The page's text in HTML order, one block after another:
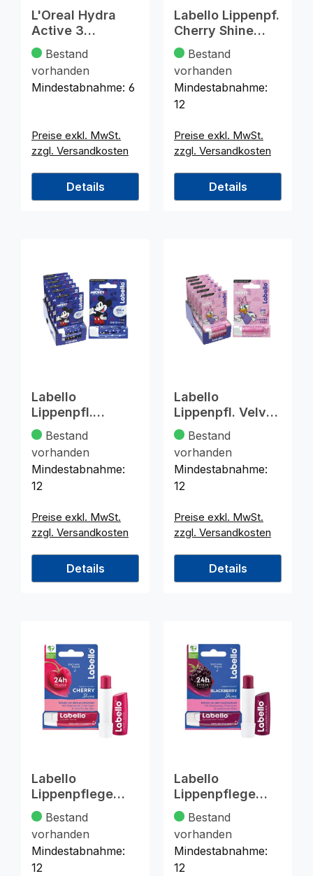
L'Oreal Hydra
Active 3
Tagescreme
50ml trockene
Bestand
vorhanden
Mindestabnahme: 6
Preise exkl. MwSt.
zzgl. Versandkosten
Details
Labello Lippenpf.
Cherry Shine
4,8g Minnie
Mouse
Bestand
vorhanden
Mindestabnahme:
12
Preise exkl. MwSt.
zzgl. Versandkosten
Details
Labello
Lippenpfl.
Original Mickey
Mouse 4,8g
Bestand
vorhanden
Mindestabnahme:
12
Preise exkl. MwSt.
zzgl. Versandkosten
Details
Labello
Lippenpfl. Velvet
Rose Daisy Duck
4,8gBestand
vorhanden
Mindestabnahme:
12
Preise exkl. MwSt.
zzgl. Versandkosten
Details
Labello
Lippenpflege
4,8g Cherry
Shine
Bestand
vorhanden
Mindestabnahme:
12
Labello
Lippenpflege
Blackberry Shine
5,5ml
Bestand
vorhanden
Mindestabnahme:
12